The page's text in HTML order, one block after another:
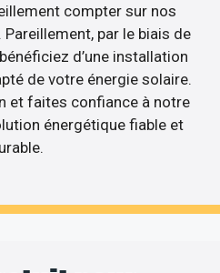
compter sur nos
par le biais de
d’une installation
de votre énergie solaire.
et faites confiance à notre
énergétique fiable et